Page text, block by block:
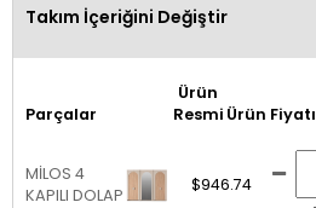
Takım İçeriğini Değiştir
Parçalar
Ürün
Resmi Ürün Fiyatı
MİLOS 4
KAPILI DOLAP
$946.74